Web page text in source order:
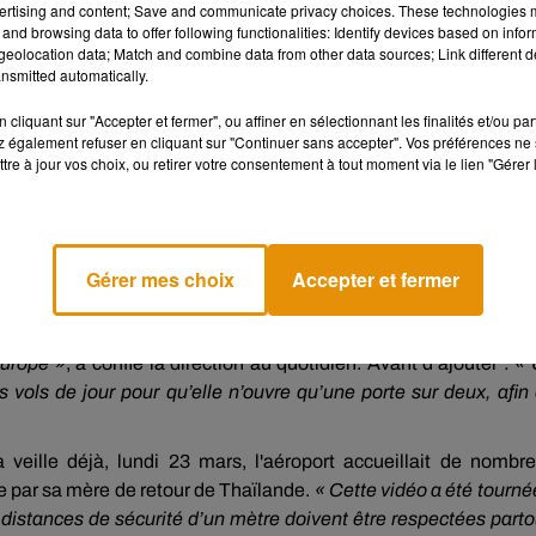
???
répondu à Jérôme Marty sur Twitter :
(gestes barrière etc...) : notre rôle est d’informer
régulières et affichages présents dans nos terminaux.
terminal 2F mardi après midi. Notamment en direction de
qu'une douzaine de vols étaient partis en milieu d’après
des personnes rentrant à leur domicile dans le sud-est de
», a confié la direction au quotidien. Avant d’ajouter :«
de jour pour qu’elle n’ouvre qu’une porte sur deux, afin
déjà, lundi 23 mars, l'aéroport accueillait de
sa mère de retour de Thaïlande. « Cette vidéo a été
de sécurité d’un mètre doivent être respectées
and content; Save and communicate privacy choices. These technologies
browsing data to offer following functionalities: Identify devices based on
data; Match and combine data from other data sources; Link different
automatically.
cliquant sur "Accepter et fermer", ou affiner en sélectionnant les finalités et/ou
également refuser en cliquant sur "Continuer sans accepter". Vos préférences
à jour vos choix, ou retirer votre consentement à tout moment via le lien
Gérer mes choix Accepter et fermer